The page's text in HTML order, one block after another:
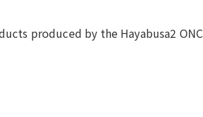
produced by the Hayabusa2 ONC